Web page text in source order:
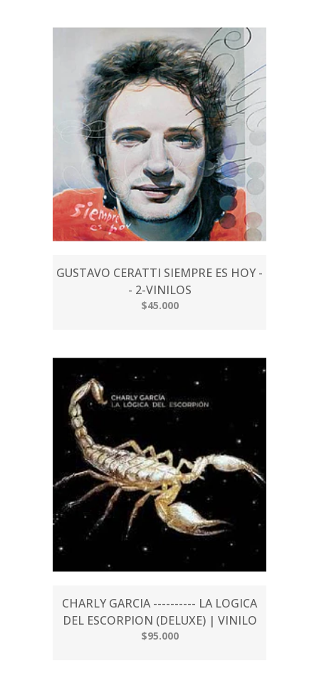
GUSTAVO CERATTI SIEMPRE ES HOY -
- 2-VINILOS
$45.000
CHARLY GARCIA ---------- LA LOGICA
DEL ESCORPION (DELUXE) | VINILO
$95.000